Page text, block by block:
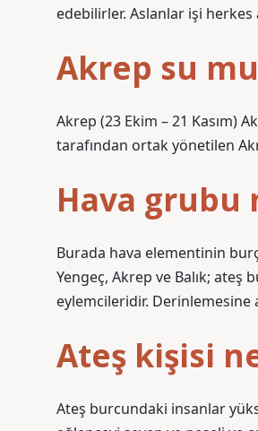
edebilirler. Aslanlar işi
Akrep su
Akrep (23 Ekim – 21 Kasım)
tarafından ortak yönetilen
Hava grubu
Burada hava elementinin
Yengeç, Akrep ve Balık; ateş
eylemcileridir. Derinlemesine
Ateş kişisi
Ateş burcundaki insanlar